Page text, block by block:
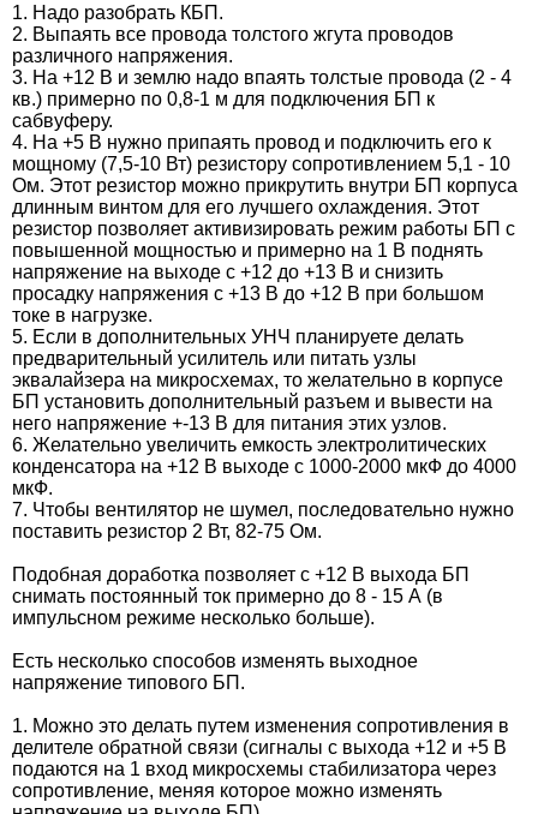
1. Надо разобрать КБП.
2. Выпаять все провода толстого жгута проводов
различного напряжения.
3. На +12 В и землю надо впаять толстые провода (2 - 4
кв.) примерно по 0,8-1 м для подключения БП к
сабвуферу.
4. На +5 В нужно припаять провод и подключить его к
мощному (7,5-10 Вт) резистору сопротивлением 5,1 - 10
Ом. Этот резистор можно прикрутить внутри БП корпуса
длинным винтом для его лучшего охлаждения. Этот
резистор позволяет активизировать режим работы БП с
повышенной мощностью и примерно на 1 В поднять
напряжение на выходе с +12 до +13 В и снизить
просадку напряжения с +13 В до +12 В при большом
токе в нагрузке.
5. Если в дополнительных УНЧ планируете делать
предварительный усилитель или питать узлы
эквалайзера на микросхемах, то желательно в корпусе
БП установить дополнительный разъем и вывести на
него напряжение +-13 В для питания этих узлов.
6. Желательно увеличить емкость электролитических
конденсатора на +12 В выходе с 1000-2000 мкФ до 4000
мкФ.
7. Чтобы вентилятор не шумел, последовательно нужно
поставить резистор 2 Вт, 82-75 Ом.
Подобная доработка позволяет с +12 В выхода БП
снимать постоянный ток примерно до 8 - 15 А (в
импульсном режиме несколько больше).
Есть несколько способов изменять выходное
напряжение типового БП.
1. Можно это делать путем изменения сопротивления в
делителе обратной связи (сигналы с выхода +12 и +5 В
подаются на 1 вход микросхемы стабилизатора через
сопротивление, меняя которое можно изменять